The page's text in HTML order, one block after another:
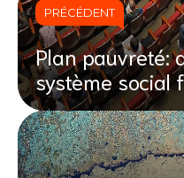
PRÉCÉDENT
Plan pauvreté:
système social